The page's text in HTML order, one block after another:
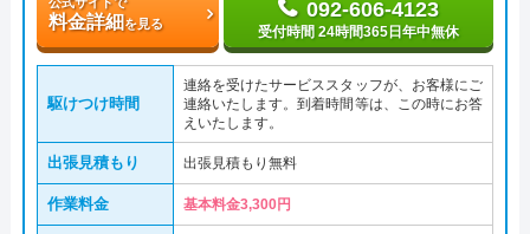
公式サイトで
料金詳細 を見る
092-606-4123
受付時間 24時間365日年中無休
駆けつけ時間
連絡を受けたサービススタッフが、お客様にご
連絡いたします。到着時間等は、この時にお答
えいたします。
出張見積もり 出張見積もり無料
作業料金 基本料金3,300円